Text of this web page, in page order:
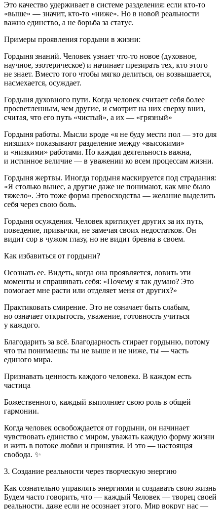
Это качество удерживает в системе разделения: если кто-то
«выше» — значит, кто-то «ниже». Но в новой реальности
важно единство, а не борьба за статус.
Примеры проявления гордыни в жизни:
Гордыня знаний. Человек узнает что-то новое (духовное,
научное, эзотерическое) и начинает презирать тех, кто этого
не знает. Вместо того чтобы мягко делиться, он возвышается,
насмехается, осуждает.
Гордыня духовного пути. Когда человек считает себя более
просветленным, чем другие, и смотрит на них сверху вниз,
считая, что его путь «чистый», а их — «грязный»
Гордыня работы. Мысли вроде «я не буду мести пол — это для
низших» показывают разделение между «высокими»
и «низкими» работами. Но каждая деятельность важна,
и истинное величие — в уважении ко всем процессам жизни.
Гордыня жертвы. Иногда гордыня маскируется под страдания:
«Я столько вынес, а другие даже не понимают, как мне было
тяжело». Это тоже форма превосходства — желание выделить
себя через свою боль.
Гордыня осуждения. Человек критикует других за их путь,
поведение, привычки, не замечая своих недостатков. Он
видит сор в чужом глазу, но не видит бревна в своем.
Как избавиться от гордыни?
Осознать ее. Видеть, когда она проявляется, ловить эти
моменты и спрашивать себя: «Почему я так думаю? Это
помогает мне расти или отделяет меня от других?»
Практиковать смирение. Это не означает быть слабым,
но означает открытость, уважение, готовность учиться
у каждого.
Благодарить за всё. Благодарность стирает гордыню, потому
что ты понимаешь: ты не выше и не ниже, ты — часть
единого мира.
Признавать ценность каждого человека. В каждом есть
частица
Божественного, каждый выполняет свою роль в общей
гармонии.
Когда человек освобождается от гордыни, он начинает
чувствовать единство с миром, уважать каждую форму жизни
и жить в потоке любви и принятия. И это — настоящая
свобода. ✨
3. Создание реальности через творческую энергию
Как сознательно управлять энергиями и создавать свою жизнь
Будем часто говорить, что — каждый Человек — творец своей
реальности, даже если не осознает этого. Мир вокруг нас —